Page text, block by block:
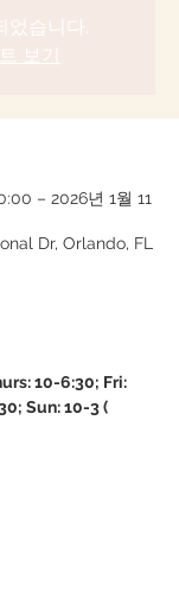
었습니다.
보기
– 2026년 1월 11
Dr, Orlando, FL
10-6:30; Fri:
Sun: 10-3 (